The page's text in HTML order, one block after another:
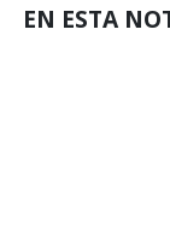
EN ESTA